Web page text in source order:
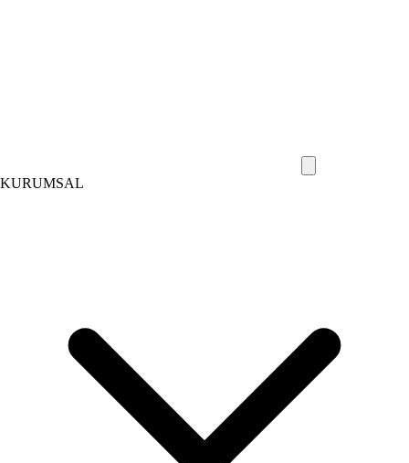
KURUMSAL